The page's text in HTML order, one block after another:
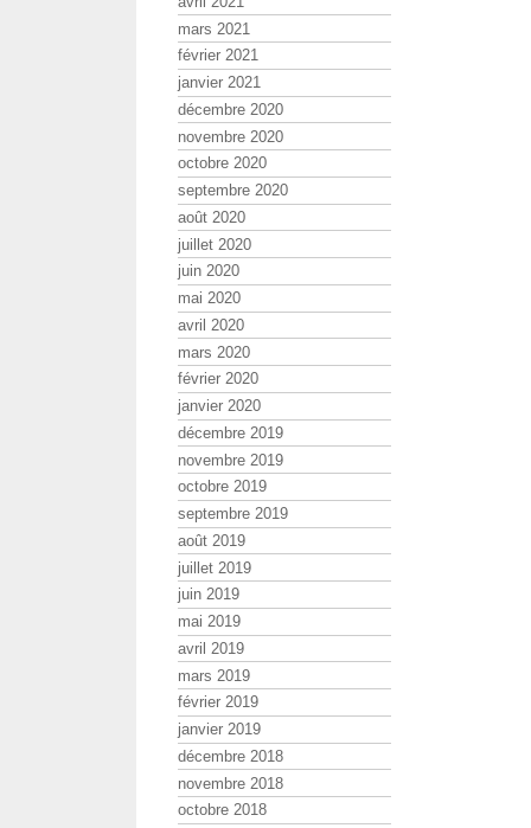
mars 2021
février 2021
janvier 2021
décembre 2020
novembre 2020
octobre 2020
septembre 2020
août 2020
juillet 2020
juin 2020
mai 2020
avril 2020
mars 2020
février 2020
janvier 2020
décembre 2019
novembre 2019
octobre 2019
septembre 2019
août 2019
juillet 2019
juin 2019
mai 2019
avril 2019
mars 2019
février 2019
janvier 2019
décembre 2018
novembre 2018
octobre 2018